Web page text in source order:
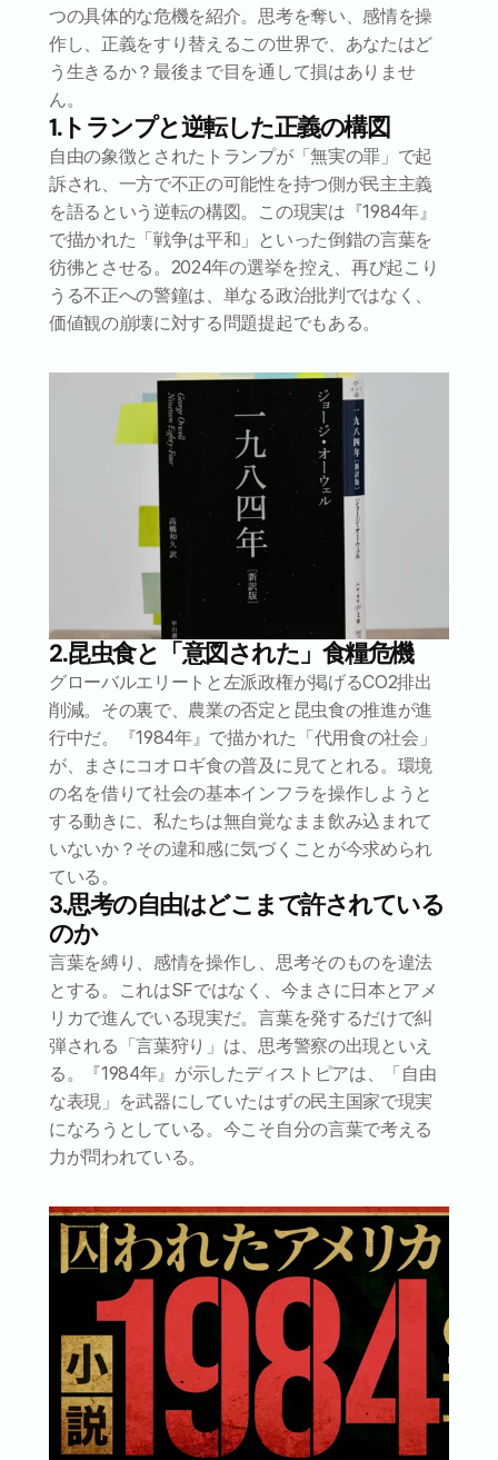
つの具体的な危機を紹介。思考を奪い、感情を操
作し、正義をすり替えるこの世界で、あなたはど
う生きるか？最後まで目を通して損はありませ
ん。
1.トランプと逆転した正義の構図
自由の象徴とされたトランプが「無実の罪」で起
訴され、一方で不正の可能性を持つ側が民主主義
を語るという逆転の構図。この現実は『1984年』
で描かれた「戦争は平和」といった倒錯の言葉を
彷彿とさせる。2024年の選挙を控え、再び起こり
うる不正への警鐘は、単なる政治批判ではなく、
価値観の崩壊に対する問題提起でもある。
2.昆虫食と「意図された」食糧危機
グローバルエリートと左派政権が掲げるCO2排出
削減。その裏で、農業の否定と昆虫食の推進が進
行中だ。『1984年』で描かれた「代用食の社会」
が、まさにコオロギ食の普及に見てとれる。環境
の名を借りて社会の基本インフラを操作しようと
する動きに、私たちは無自覚なまま飲み込まれて
いないか？その違和感に気づくことが今求められ
ている。
3.思考の自由はどこまで許されている
のか
言葉を縛り、感情を操作し、思考そのものを違法
とする。これはSFではなく、今まさに日本とアメ
リカで進んでいる現実だ。言葉を発するだけで糾
弾される「言葉狩り」は、思考警察の出現といえ
る。『1984年』が示したディストピアは、「自由
な表現」を武器にしていたはずの民主国家で現実
になろうとしている。今こそ自分の言葉で考える
力が問われている。